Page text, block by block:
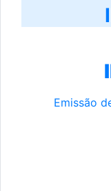
Emissão